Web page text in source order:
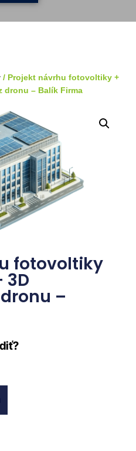
fotovoltiky
3D
–
/ Projekt návrhu fotovoltiky +
dronu – Balík Firma